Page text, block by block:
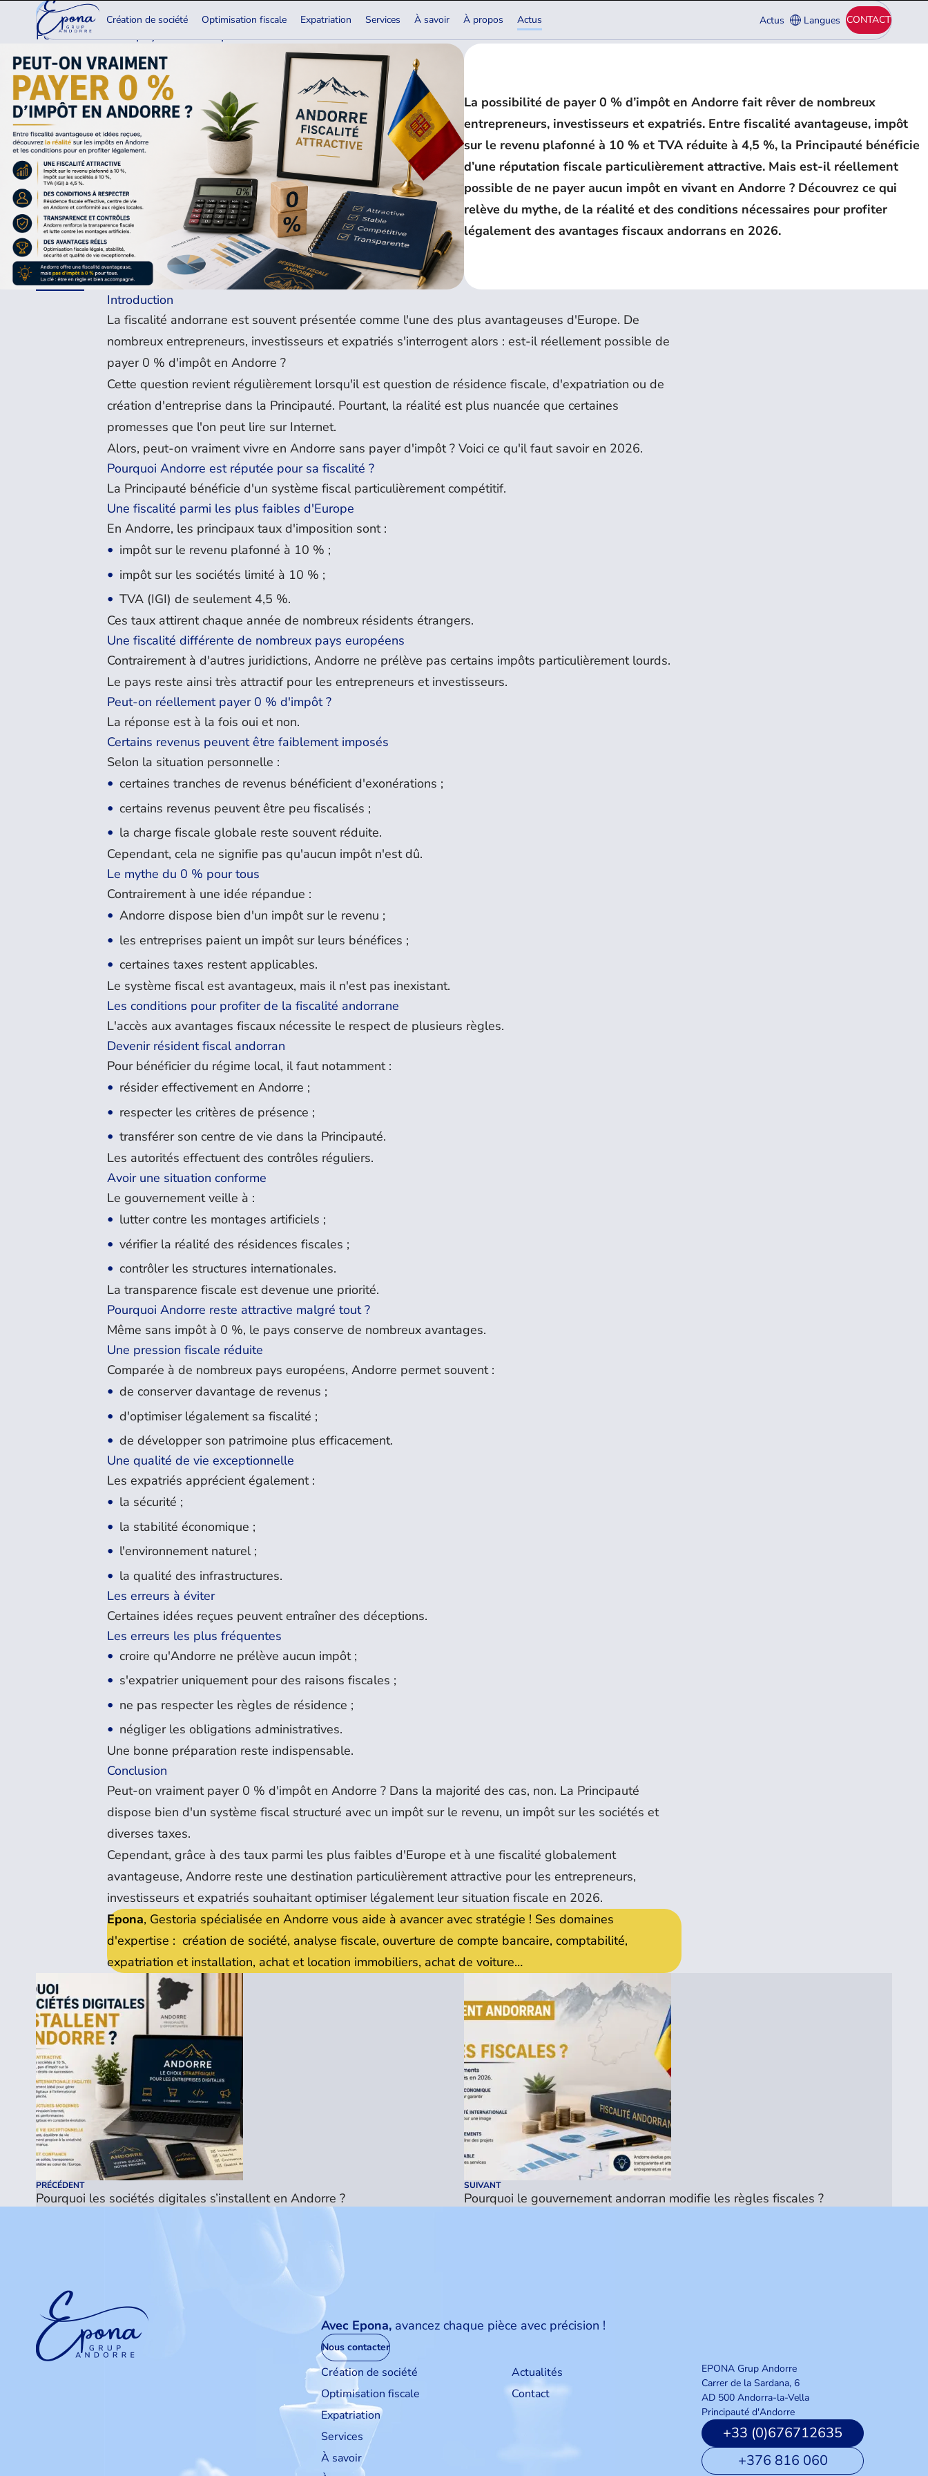
Création de société Optimisation fiscale Expatriation Services À savoir À propos Actus Actus Langues CONTACT
15.06.2026
Peut-on vraiment payer 0 % d’impôt en Andorre ?
La possibilité de payer 0 % d’impôt en Andorre fait rêver de nombreux
entrepreneurs, investisseurs et expatriés. Entre fiscalité avantageuse, impôt
sur le revenu plafonné à 10 % et TVA réduite à 4,5 %, la Principauté bénéficie
d’une réputation fiscale particulièrement attractive. Mais est-il réellement
possible de ne payer aucun impôt en vivant en Andorre ? Découvrez ce qui
relève du mythe, de la réalité et des conditions nécessaires pour profiter
légalement des avantages fiscaux andorrans en 2026.
Introduction
La fiscalité andorrane est souvent présentée comme l'une des plus avantageuses d'Europe. De
nombreux entrepreneurs, investisseurs et expatriés s'interrogent alors : est-il réellement possible de
payer 0 % d'impôt en Andorre ?
Cette question revient régulièrement lorsqu'il est question de résidence fiscale, d'expatriation ou de
création d'entreprise dans la Principauté. Pourtant, la réalité est plus nuancée que certaines
promesses que l'on peut lire sur Internet.
Alors, peut-on vraiment vivre en Andorre sans payer d'impôt ? Voici ce qu'il faut savoir en 2026.
Pourquoi Andorre est réputée pour sa fiscalité ?
La Principauté bénéficie d'un système fiscal particulièrement compétitif.
Une fiscalité parmi les plus faibles d'Europe
En Andorre, les principaux taux d'imposition sont :
impôt sur le revenu plafonné à 10 % ;
impôt sur les sociétés limité à 10 % ;
TVA (IGI) de seulement 4,5 %.
Ces taux attirent chaque année de nombreux résidents étrangers.
Une fiscalité différente de nombreux pays européens
Contrairement à d'autres juridictions, Andorre ne prélève pas certains impôts particulièrement lourds.
Le pays reste ainsi très attractif pour les entrepreneurs et investisseurs.
Peut-on réellement payer 0 % d'impôt ?
La réponse est à la fois oui et non.
Certains revenus peuvent être faiblement imposés
Selon la situation personnelle :
certaines tranches de revenus bénéficient d'exonérations ;
certains revenus peuvent être peu fiscalisés ;
la charge fiscale globale reste souvent réduite.
Cependant, cela ne signifie pas qu'aucun impôt n'est dû.
Le mythe du 0 % pour tous
Contrairement à une idée répandue :
Andorre dispose bien d'un impôt sur le revenu ;
les entreprises paient un impôt sur leurs bénéfices ;
certaines taxes restent applicables.
Le système fiscal est avantageux, mais il n'est pas inexistant.
Les conditions pour profiter de la fiscalité andorrane
L'accès aux avantages fiscaux nécessite le respect de plusieurs règles.
Devenir résident fiscal andorran
Pour bénéficier du régime local, il faut notamment :
résider effectivement en Andorre ;
respecter les critères de présence ;
transférer son centre de vie dans la Principauté.
Les autorités effectuent des contrôles réguliers.
Avoir une situation conforme
Le gouvernement veille à :
lutter contre les montages artificiels ;
vérifier la réalité des résidences fiscales ;
contrôler les structures internationales.
La transparence fiscale est devenue une priorité.
Pourquoi Andorre reste attractive malgré tout ?
Même sans impôt à 0 %, le pays conserve de nombreux avantages.
Une pression fiscale réduite
Comparée à de nombreux pays européens, Andorre permet souvent :
de conserver davantage de revenus ;
d'optimiser légalement sa fiscalité ;
de développer son patrimoine plus efficacement.
Une qualité de vie exceptionnelle
Les expatriés apprécient également :
la sécurité ;
la stabilité économique ;
l'environnement naturel ;
la qualité des infrastructures.
Les erreurs à éviter
Certaines idées reçues peuvent entraîner des déceptions.
Les erreurs les plus fréquentes
croire qu'Andorre ne prélève aucun impôt ;
s'expatrier uniquement pour des raisons fiscales ;
ne pas respecter les règles de résidence ;
négliger les obligations administratives.
Une bonne préparation reste indispensable.
Conclusion
Peut-on vraiment payer 0 % d'impôt en Andorre ? Dans la majorité des cas, non. La Principauté
dispose bien d'un système fiscal structuré avec un impôt sur le revenu, un impôt sur les sociétés et
diverses taxes.
Cependant, grâce à des taux parmi les plus faibles d'Europe et à une fiscalité globalement
avantageuse, Andorre reste une destination particulièrement attractive pour les entrepreneurs,
investisseurs et expatriés souhaitant optimiser légalement leur situation fiscale en 2026.
Epona, Gestoria spécialisée en Andorre vous aide à avancer avec stratégie ! Ses domaines
d'expertise : création de société, analyse fiscale, ouverture de compte bancaire, comptabilité,
expatriation et installation, achat et location immobiliers, achat de voiture…
PRÉCÉDENT
Pourquoi les sociétés digitales s’installent en Andorre ?
SUIVANT
Pourquoi le gouvernement andorran modifie les règles fiscales ?
Avec Epona, avancez chaque pièce avec précision !
Nous contacter
Création de société
Optimisation fiscale
Expatriation
Services
À savoir
Actualités
Contact
EPONA Grup Andorre
Carrer de la Sardana, 6
AD 500 Andorra-la-Vella
Principauté d'Andorre
+33 (0)676712635
+376 816 060